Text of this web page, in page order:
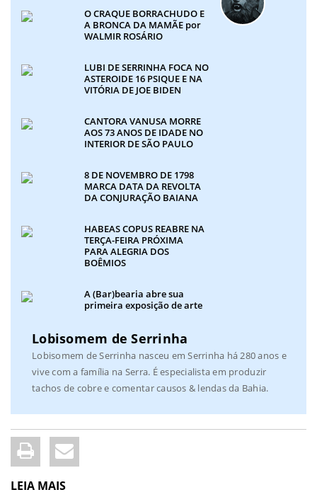
O CRAQUE BORRACHUDO E
A BRONCA DA MAMÃE por
WALMIR ROSÁRIO
LUBI DE SERRINHA FOCA NO
ASTEROIDE 16 PSIQUE E NA
VITÓRIA DE JOE BIDEN
CANTORA VANUSA MORRE
AOS 73 ANOS DE IDADE NO
INTERIOR DE SÃO PAULO
8 DE NOVEMBRO DE 1798
MARCA DATA DA REVOLTA
DA CONJURAÇÃO BAIANA
HABEAS COPUS REABRE NA
TERÇA-FEIRA PRÓXIMA
PARA ALEGRIA DOS
BOÊMIOS
A (Bar)bearia abre sua
primeira exposição de arte
Lobisomem de Serrinha
Lobisomem de Serrinha nasceu em Serrinha há 280 anos e
vive com a família na Serra. É especialista em produzir
tachos de cobre e comentar causos & lendas da Bahia.
LEIA MAIS